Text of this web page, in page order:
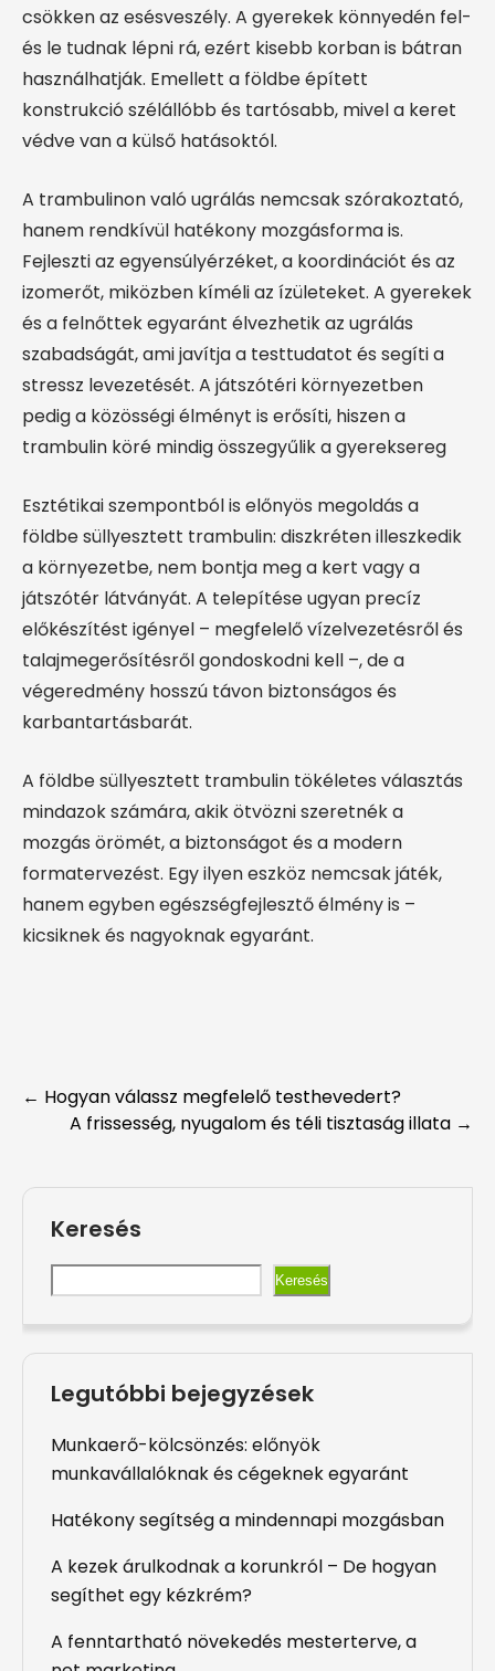
csökken az esésveszély. A gyerekek könnyedén fel-
és le tudnak lépni rá, ezért kisebb korban is bátran
használhatják. Emellett a földbe épített
konstrukció szélállóbb és tartósabb, mivel a keret
védve van a külső hatásoktól.
A trambulinon való ugrálás nemcsak szórakoztató,
hanem rendkívül hatékony mozgásforma is.
Fejleszti az egyensúlyérzéket, a koordinációt és az
izomerőt, miközben kíméli az ízületeket. A gyerekek
és a felnőttek egyaránt élvezhetik az ugrálás
szabadságát, ami javítja a testtudatot és segíti a
stressz levezetését. A játszótéri környezetben
pedig a közösségi élményt is erősíti, hiszen a
trambulin köré mindig összegyűlik a gyereksereg
Esztétikai szempontból is előnyös megoldás a
földbe süllyesztett trambulin: diszkréten illeszkedik
a környezetbe, nem bontja meg a kert vagy a
játszótér látványát. A telepítése ugyan precíz
előkészítést igényel – megfelelő vízelvezetésről és
talajmegerősítésről gondoskodni kell –, de a
végeredmény hosszú távon biztonságos és
karbantartásbarát.
A földbe süllyesztett trambulin tökéletes választás
mindazok számára, akik ötvözni szeretnék a
mozgás örömét, a biztonságot és a modern
formatervezést. Egy ilyen eszköz nemcsak játék,
hanem egyben egészségfejlesztő élmény is –
kicsiknek és nagyoknak egyaránt.
Post
navigation
← Hogyan válassz megfelelő testhevedert?
A frissesség, nyugalom és téli tisztaság illata →
Keresés
Keresés
Legutóbbi bejegyzések
Munkaerő-kölcsönzés: előnyök
munkavállalóknak és cégeknek egyaránt
Hatékony segítség a mindennapi mozgásban
A kezek árulkodnak a korunkról – De hogyan
segíthet egy kézkrém?
A fenntartható növekedés mesterterve, a